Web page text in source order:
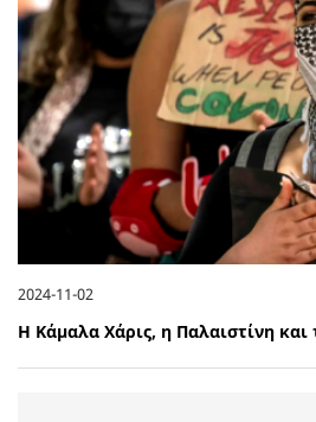
2024-11-02
Η Κάμαλα Χάρις, η Παλαιστίνη και